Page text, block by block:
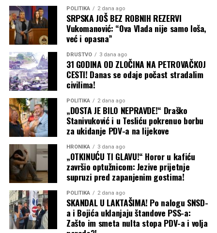
POLITIKA 2 dana ago
SRPSKA JOŠ BEZ ROBNIH REZERVI
Vukomanović: “Ova Vlada nije samo loša,
već i opasna”
DRUŠTVO 3 dana ago
31 GODINA OD ZLOČINA NA PETROVAČKOJ
CESTI! Danas se odaje počast stradalim
civilima!
POLITIKA 2 dana ago
„DOSTA JE BILO NEPRAVDE!“ Draško
Stanivuković i u Tesliću pokrenuo borbu
za ukidanje PDV-a na lijekove
HRONIKA 3 dana ago
„OTKINUĆU TI GLAVU!“ Horor u kafiću
završio optužnicom: Jezive prijetnje
supruzi pred zapanjenim gostima!
POLITIKA 2 dana ago
SKANDAL U LAKTAŠIMA! Po nalogu SNSD-
a i Bojića uklanjaju štandove PSS-a:
Zašto im smeta nulta stopa PDV-a i volja